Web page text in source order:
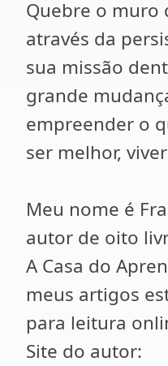
Quebre o muro
através da
sua missão
grande
empreender o
ser melhor,
Meu nome é
autor de oito
A Casa do
meus artigos
para leitura
Site do autor: